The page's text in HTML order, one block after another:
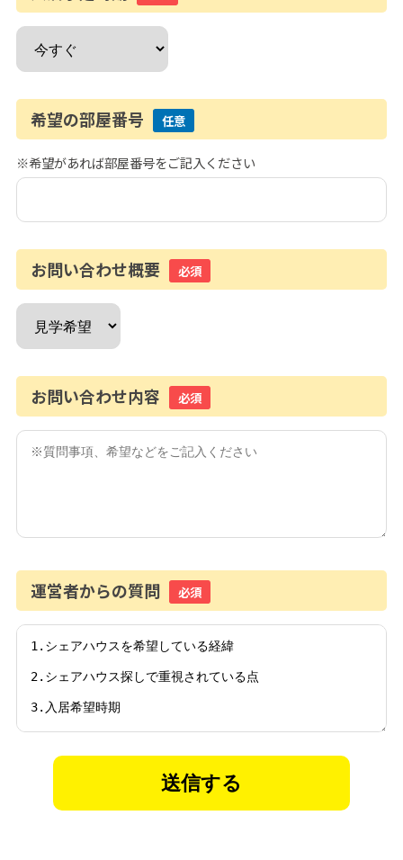
希望の部屋番号 任意
※希望があれば部屋番号をご記入ください
お問い合わせ概要 必須
お問い合わせ内容 必須
運営者からの質問 必須